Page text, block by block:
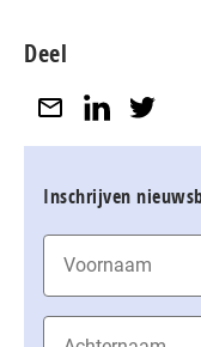
Deel
Inschrijven